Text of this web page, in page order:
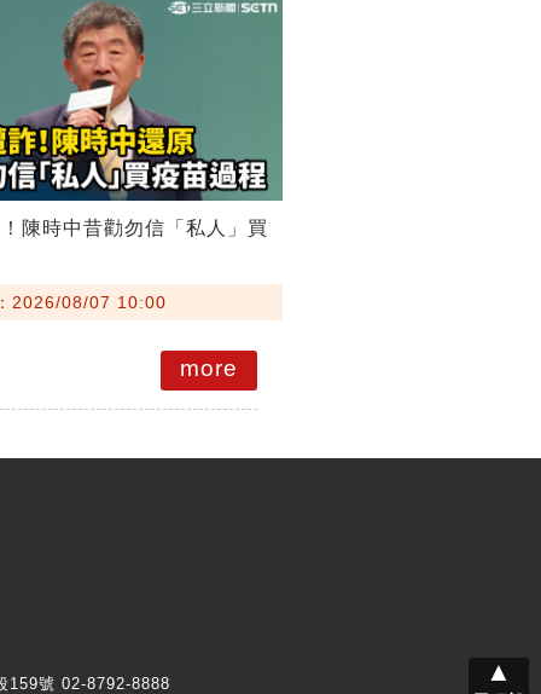
陳時中昔勸勿信「私人」買
2026/08/07 10:00
more
159號 02-8792-8888 ▲